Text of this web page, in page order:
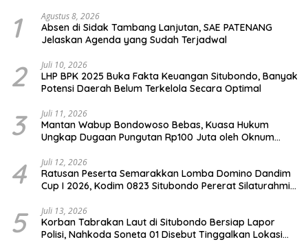
1 Agustus 8, 2026
Absen di Sidak Tambang Lanjutan, SAE PATENANG
Jelaskan Agenda yang Sudah Terjadwal
2 Juli 10, 2026
LHP BPK 2025 Buka Fakta Keuangan Situbondo, Banyak
Potensi Daerah Belum Terkelola Secara Optimal
3 Juli 11, 2026
Mantan Wabup Bondowoso Bebas, Kuasa Hukum
Ungkap Dugaan Pungutan Rp100 Juta oleh Oknum
4 Juli 12, 2026
Ratusan Peserta Semarakkan Lomba Domino Dandim
Cup I 2026, Kodim 0823 Situbondo Pererat Silaturahmi
5 Juli 13, 2026
Korban Tabrakan Laut di Situbondo Bersiap Lapor
Polisi, Nahkoda Soneta 01 Disebut Tinggalkan Lokasi